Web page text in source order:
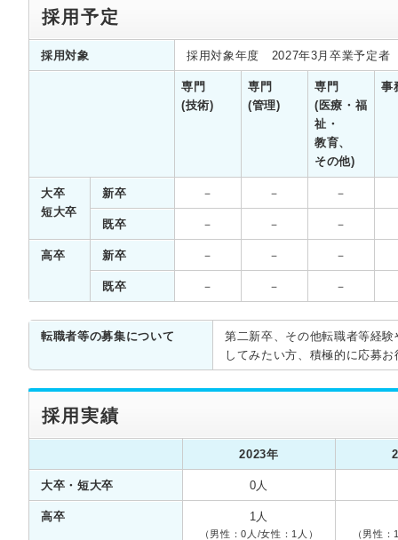
採用予定
採用対象 採用対象年度 2027年3月卒業予定者
専門
(技術)
専門
(管理)
専門
(医療・福
祉・
教育、
その他)
事
大卒
短大卒
新卒 － － －
既卒 － － －
高卒 新卒 － － －
既卒 － － －
転職者等の募集について
第二新卒、その他転職者等経
してみたい方、積極的に応募
採用実績
2023年
大卒・短大卒 0人
高卒 1人
（男性：0人/女性：1人） （男性